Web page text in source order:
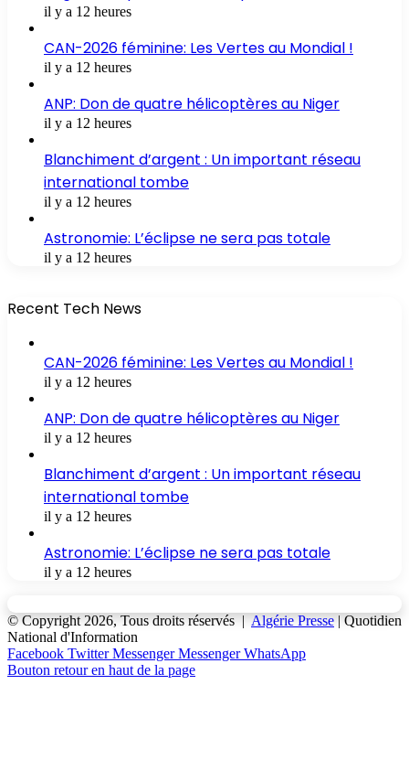
il y a 12 heures
CAN-2026 féminine: Les Vertes au Mondial !
il y a 12 heures
ANP: Don de quatre hélicoptères au Niger
il y a 12 heures
Blanchiment d’argent : Un important réseau
international tombe
il y a 12 heures
Astronomie: L’éclipse ne sera pas totale
il y a 12 heures
Recent Tech News
CAN-2026 féminine: Les Vertes au Mondial !
il y a 12 heures
ANP: Don de quatre hélicoptères au Niger
il y a 12 heures
Blanchiment d’argent : Un important réseau
international tombe
il y a 12 heures
Astronomie: L’éclipse ne sera pas totale
il y a 12 heures
© Copyright 2026, Tous droits réservés |Algérie Presse| Quotidien
National d'Information
Facebook Twitter Messenger Messenger WhatsApp
Bouton retour en haut de la page